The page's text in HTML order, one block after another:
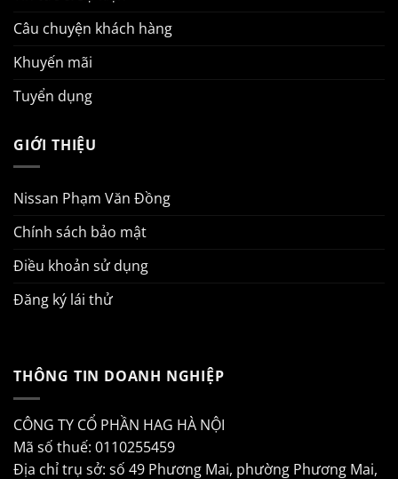
Câu chuyện khách hàng
Khuyến mãi
Tuyển dụng
GIỚI THIỆU
Nissan Phạm Văn Đồng
Chính sách bảo mật
Điều khoản sử dụng
Đăng ký lái thử
THÔNG TIN DOANH NGHIỆP
CÔNG TY CỔ PHẦN HAG HÀ NỘI
Mã số thuế: 0110255459
Địa chỉ trụ sở: số 49 Phương Mai, phường Phương Mai,